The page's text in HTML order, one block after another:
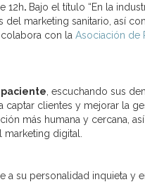
12h. Bajo el título “En la
marketing sanitario, así
colabora con la Asociación de
, escuchando sus
clientes y mejorar la
más humana y cercana,
digital.
a su personalidad inquieta y